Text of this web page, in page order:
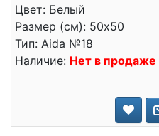
Цвет: Белый
Размер (см): 50x50
Тип: Aida №18
Наличие: Нет в продаже